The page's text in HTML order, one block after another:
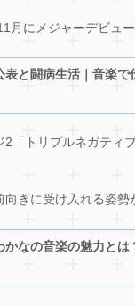
月にメジャーデビュ
表と闘病生活｜音楽で
2「トリプルネガティ
向きに受け入れる姿勢
かなの音楽の魅力とは